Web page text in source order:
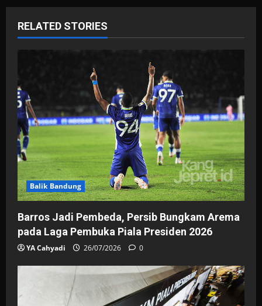
n
a
i
g
a
t
i
o
n
RELATED STORIES
Balik Bandung
Barros Jadi Pembeda, Persib Bungkam Arema
pada Laga Pembuka Piala Presiden 2026
YA Cahyadi 26/07/2026 0